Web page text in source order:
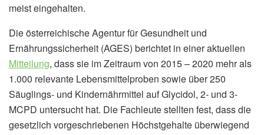
meist eingehalten.
Die österreichische Agentur für Gesundheit und
Ernährungssicherheit (AGES) berichtet in einer aktuellen
Mitteilung, dass sie im Zeitraum von 2015 – 2020 mehr als
1.000 relevante Lebensmittelproben sowie über 250
Säuglings- und Kindernährmittel auf Glycidol, 2- und 3-
MCPD untersucht hat. Die Fachleute stellten fest, dass die
gesetzlich vorgeschriebenen Höchstgehalte überwiegend